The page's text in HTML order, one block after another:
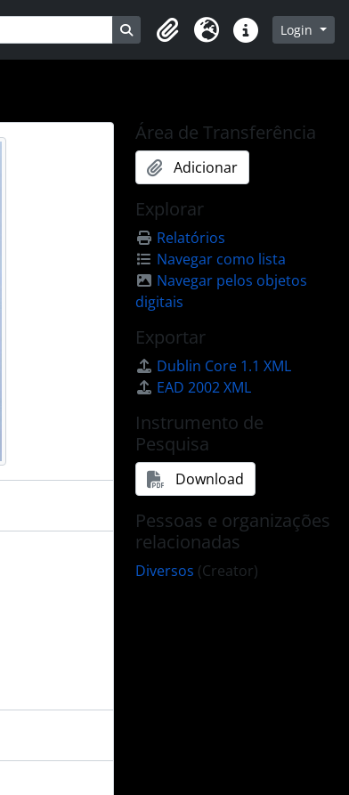
Busque na página de navegação
Clipboard
Idioma Atalhos Login
Área de Transferência
Adicionar
Explorar
Relatórios
Navegar como lista
Navegar pelos objetos
digitais
Exportar
Dublin Core 1.1 XML
EAD 2002 XML
Instrumento de
Pesquisa
Download
Pessoas e organizações
relacionadas
Diversos (Creator)